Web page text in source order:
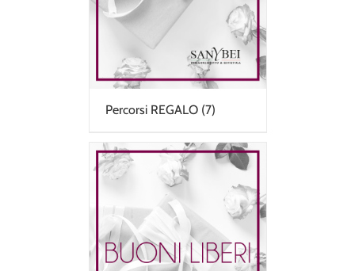
Percorsi REGALO (7)